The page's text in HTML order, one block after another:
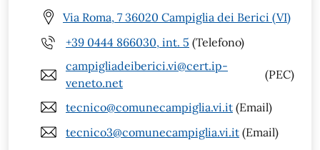
Via Roma, 7 36020 Campiglia dei Berici (VI)
+39 0444 866030, int. 5 (Telefono)
campigliadeiberici.vi@cert.ip-
veneto.net
(PEC)
tecnico@comunecampiglia.vi.it (Email)
tecnico3@comunecampiglia.vi.it (Email)